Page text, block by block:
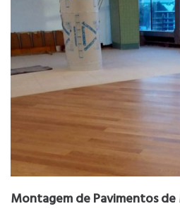
Montagem de Pavimentos